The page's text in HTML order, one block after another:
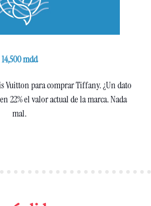
14,500 mdd
Vuitton para comprar Tiffany. ¿Un dato
22% el valor actual de la marca. Nada
mal.